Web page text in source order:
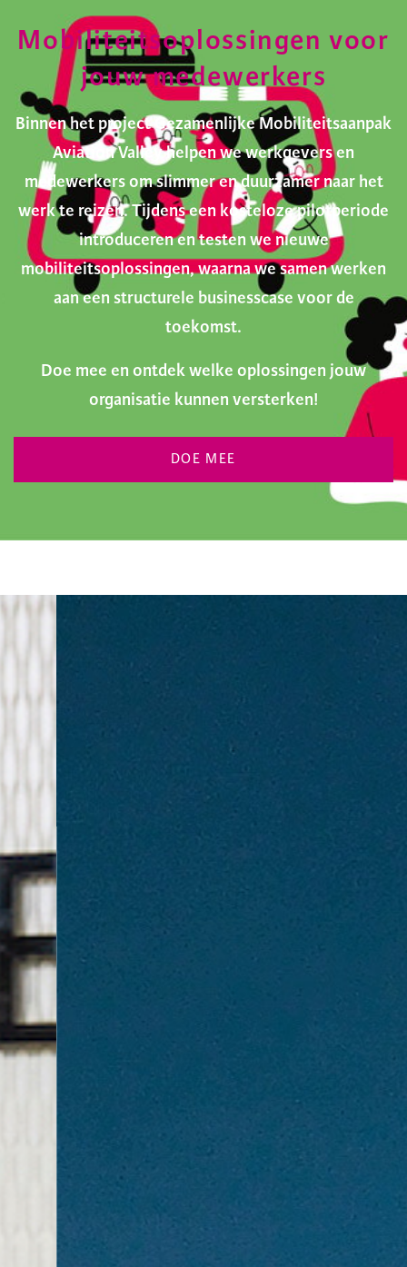
Mobiliteitsoplossingen voor
jouw medewerkers
Binnen het project Gezamenlijke Mobiliteitsaanpak
Aviation Valley helpen we werkgevers en
medewerkers om slimmer en duurzamer naar het
werk te reizen. Tijdens een kosteloze pilotperiode
introduceren en testen we nieuwe
mobiliteitsoplossingen, waarna we samen werken
aan een structurele businesscase voor de
toekomst.
Doe mee en ontdek welke oplossingen jouw
organisatie kunnen versterken!
DOE MEE